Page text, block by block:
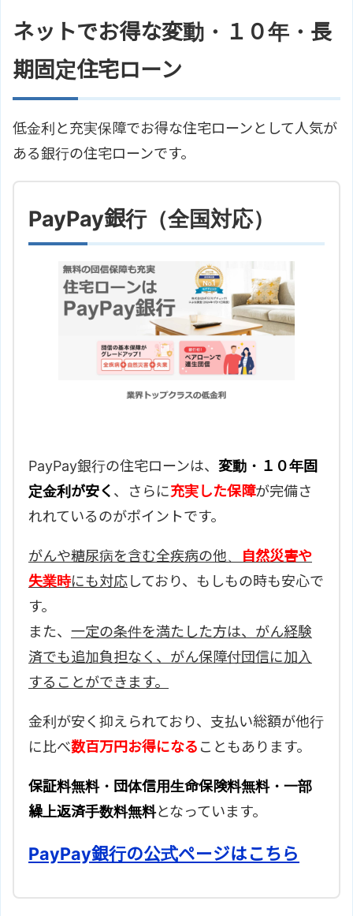
ネットでお得な変動・１０年・長
期固定住宅ローン
低金利と充実保障でお得な住宅ローンとして人気が
ある銀行の住宅ローンです。
PayPay銀行（全国対応）
PayPay銀行の住宅ローンは、 変動・１０年固
定金利が安く 、さらに充実した保障が完備さ
れれているのがポイントです。
がんや糖尿病を含む全疾病の他、
自然災害や
失業時にも対応しており、もしもの時も安心で
す。
また、 一定の条件を満たした方は、がん経験
済でも追加負担なく、がん保障付団信に加入
することができます。
金利が安く抑えられており、支払い総額が他行
に比べ数百万円お得になる こともあります。
保証料無料・団体信用生命保険料無料・一部
繰上返済手数料無料となっています。
PayPay銀行の公式ページはこちら